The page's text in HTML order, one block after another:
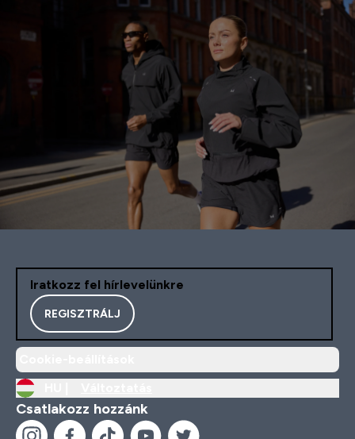
Iratkozz fel hírlevelünkre
REGISZTRÁLJ
Csatlakozz hozzánk